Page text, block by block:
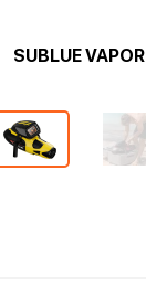
SUBLUE VAPOR